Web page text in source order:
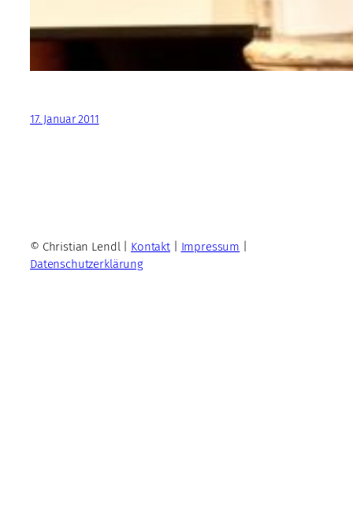
17. Januar 2011
© Christian Lendl | Kontakt| Impressum
Datenschutzerklärung